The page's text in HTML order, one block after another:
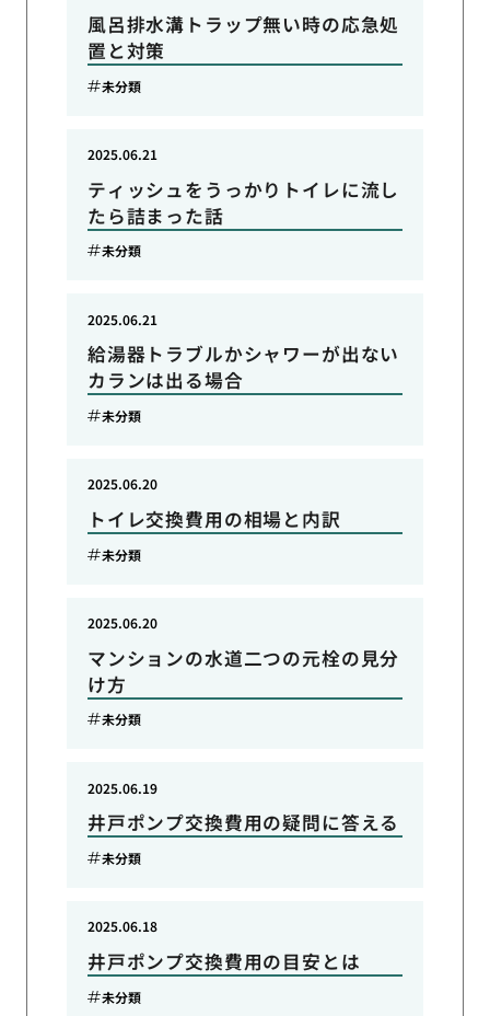
風呂排水溝トラップ無い時の応急処
置と対策
未分類
ティッシュをうっかりトイレに流し
たら詰まった話
2025.06.21
未分類
給湯器トラブルかシャワーが出ない
カランは出る場合
2025.06.21
未分類
トイレ交換費用の相場と内訳
2025.06.20
未分類
マンションの水道二つの元栓の見分
け方
2025.06.20
未分類
井戸ポンプ交換費用の疑問に答える
2025.06.19
未分類
井戸ポンプ交換費用の目安とは
2025.06.18
未分類